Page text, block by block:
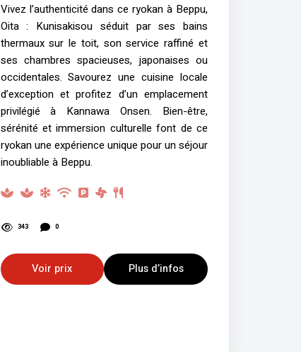
Vivez l’authenticité dans ce ryokan à Beppu,
Oita : Kunisakisou séduit par ses bains
thermaux sur le toit, son service raffiné et
ses chambres spacieuses, japonaises ou
occidentales. Savourez une cuisine locale
d’exception et profitez d’un emplacement
privilégié à Kannawa Onsen. Bien-être,
sérénité et immersion culturelle font de ce
ryokan une expérience unique pour un séjour
inoubliable à Beppu.
343 0
Voir prix Plus d’infos